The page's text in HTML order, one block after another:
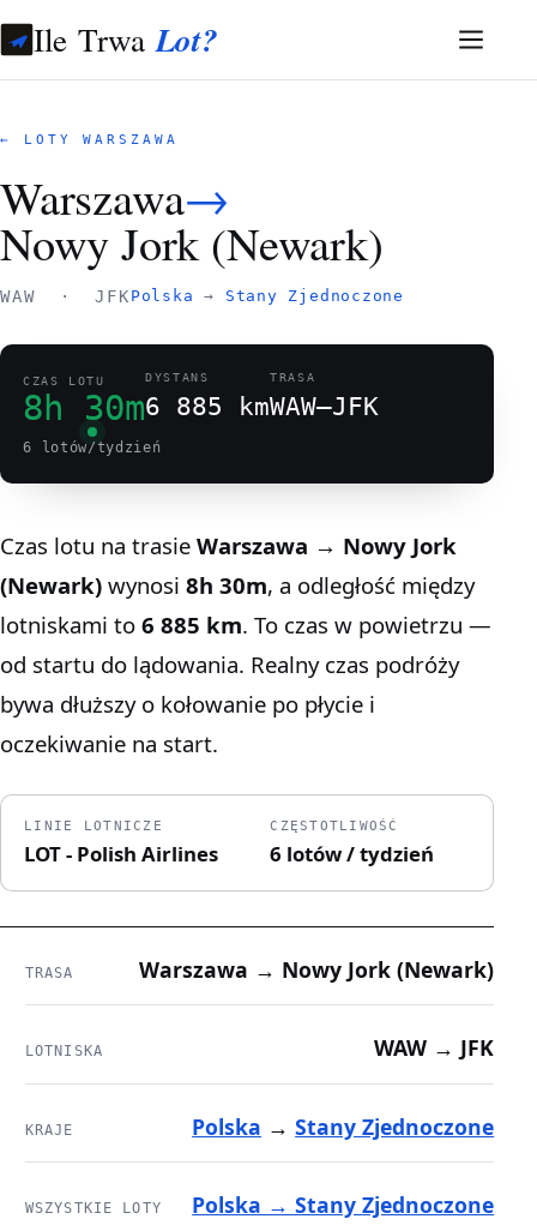
Ile TrwaLot?
← LOTY WARSZAWA
Warszawa→
Nowy Jork (Newark)
WAW · JFK Polska → Stany Zjednoczone
CZAS LOTU
8h 30m
DYSTANS
6 885 km
TRASA
WAW–JFK
6 lotów/tydzień
Czas lotu na trasie Warszawa → Nowy Jork
(Newark) wynosi 8h 30m, a odległość między
lotniskami to 6 885 km. To czas w powietrzu —
od startu do lądowania. Realny czas podróży
bywa dłuższy o kołowanie po płycie i
oczekiwanie na start.
LINIE LOTNICZE
LOT - Polish Airlines
CZĘSTOTLIWOŚĆ
6 lotów / tydzień
TRASA Warszawa → Nowy Jork (Newark)
LOTNISKA WAW → JFK
KRAJE Polska →Stany Zjednoczone
WSZYSTKIE LOTY Polska → Stany Zjednoczone